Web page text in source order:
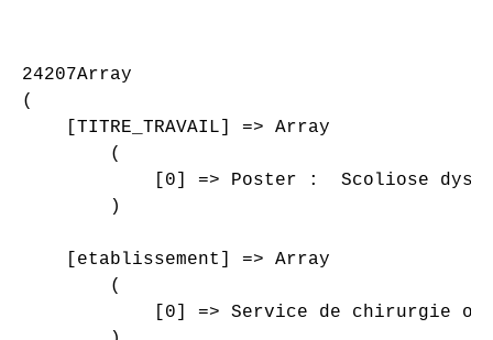
24207Array
(
    [TITRE_TRAVAIL] => Array
        (
[0] => Poster :  Scoliose
        )
    [etablissement] => Array
        (
[0] => Service de chirurgie